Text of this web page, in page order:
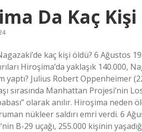
Da Kaç
kaç kişi öldü? 6 Ağustos
Hiroşima’da yaklaşık 140.000,
yaptı? Julius Robert Oppenheimer
sırasında Manhattan Projesi’nin
olarak anılır. Hiroşima neden
nükleer saldırı emri verdi. 6
B-29 uçağı, 255.000 kişinin